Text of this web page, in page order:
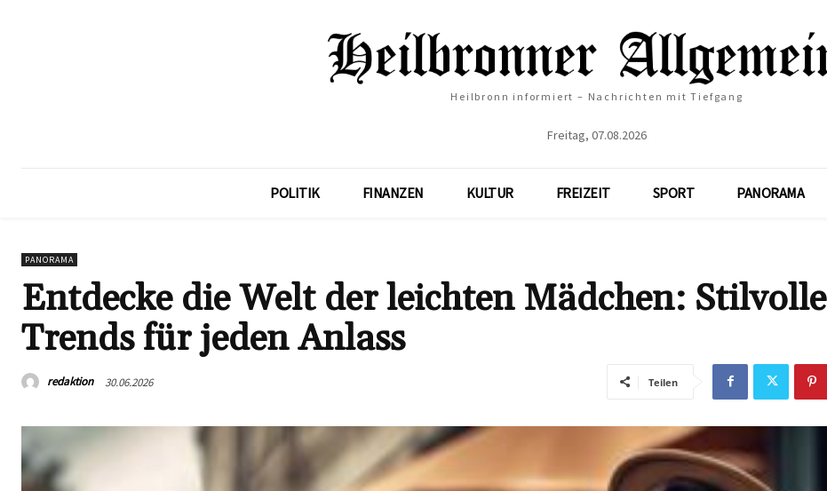
Heilbronn informiert – Nachrichten mit Tiefgang
Freitag, 07.08.2026
POLITIK FINANZEN KULTUR FREIZEIT SPORT PANORAMA
PANORAMA
Entdecke die Welt der leichten Mädchen: Stilvolle
Trends für jeden Anlass
redaktion 30.06.2026 Teilen